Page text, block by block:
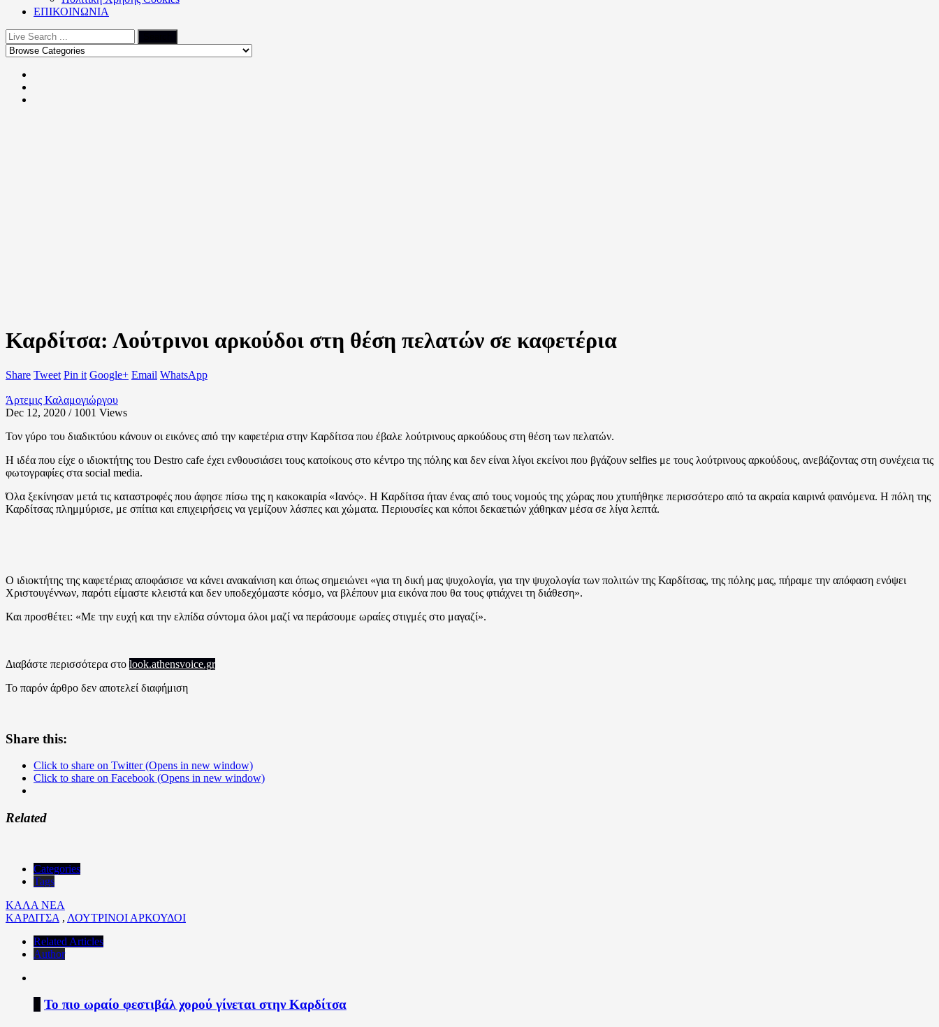
ΕΠΙΚΟΙΝΩΝΙΑ
Καρδίτσα: Λούτρινοι αρκούδοι στη θέση πελατών σε καφετέρια
Share Tweet Pin it Google+ Email WhatsApp
Άρτεμις Καλαμογιώργου
Dec 12, 2020 / 1001 Views
Τον γύρο του διαδικτύου κάνουν οι εικόνες από την καφετέρια στην Καρδίτσα που έβαλε λούτρινους αρκούδους στη θέση των πελατών.
Η ιδέα που είχε ο ιδιοκτήτης του Destro cafe έχει ενθουσιάσει τους κατοίκους στο κέντρο της πόλης και δεν είναι λίγοι εκείνοι που βγάζουν selfies με τους λούτρινους αρκούδους, ανεβάζοντας στη συνέχεια τις
φωτογραφίες στα social media.
Όλα ξεκίνησαν μετά τις καταστροφές που άφησε πίσω της η κακοκαιρία «Ιανός». Η Καρδίτσα ήταν ένας από τους νομούς της χώρας που χτυπήθηκε περισσότερο από τα ακραία καιρινά φαινόμενα. Η πόλη της
Καρδίτσας πλημμύρισε, με σπίτια και επιχειρήσεις να γεμίζουν λάσπες και χώματα. Περιουσίες και κόποι δεκαετιών χάθηκαν μέσα σε λίγα λεπτά.
Ο ιδιοκτήτης της καφετέριας αποφάσισε να κάνει ανακαίνιση και όπως σημειώνει «για τη δική μας ψυχολογία, για την ψυχολογία των πολιτών της Καρδίτσας, της πόλης μας, πήραμε την απόφαση ενόψει
Χριστουγέννων, παρότι είμαστε κλειστά και δεν υποδεχόμαστε κόσμο, να βλέπουν μια εικόνα που θα τους φτιάχνει τη διάθεση».
Και προσθέτει: «Με την ευχή και την ελπίδα σύντομα όλοι μαζί να περάσουμε ωραίες στιγμές στο μαγαζί».
Διαβάστε περισσότερα στο look.athensvoice.gr
Το παρόν άρθρο δεν αποτελεί διαφήμιση
Share this:
Click to share on Twitter (Opens in new window)
Click to share on Facebook (Opens in new window)
Related
Categories
Tags
ΚΑΛΑ ΝΕΑ
ΚΑΡΔΙΤΣΑ , ΛΟΥΤΡΙΝΟΙ ΑΡΚΟΥΔΟΙ
Related Articles
Author
Το πιο ωραίο φεστιβάλ χορού γίνεται στην Καρδίτσα